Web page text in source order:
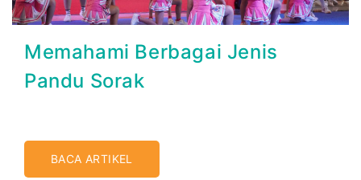
Memahami Berbagai Jenis
Pandu Sorak
BACA ARTIKEL